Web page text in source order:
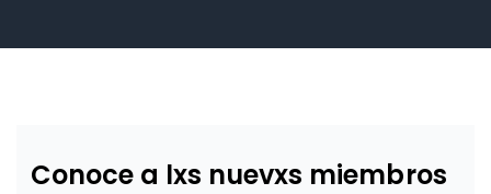
Conoce a lxs nuevxs miembros